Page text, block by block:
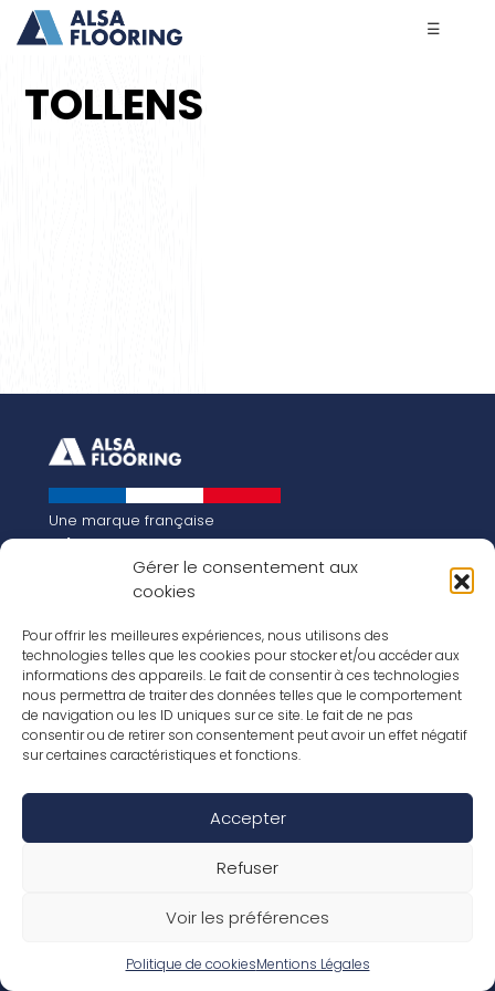
Gérer le consentement aux
cookies
Pour offrir les meilleures expériences, nous utilisons des
technologies telles que les cookies pour stocker et/ou accéder aux
informations des appareils. Le fait de consentir à ces technologies
nous permettra de traiter des données telles que le comportement
de navigation ou les ID uniques sur ce site. Le fait de ne pas
consentir ou de retirer son consentement peut avoir un effet négatif
sur certaines caractéristiques et fonctions.
Accepter
Refuser
Voir les préférences
Politique de cookiesMentions Légales
☰
TOLLENS
Une marque française
Qui sommes-nous
Notre histoire
Les chiffres clés
FR
EN
Nos revêtements
Nos Stratifiés
Nos accessoires
Nos parquets
Conditions de garantie
Déclaration de performance
Politique de confidentialité